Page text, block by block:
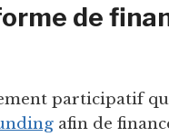
de
participatif
afin de